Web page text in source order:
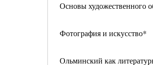
Основы художественного
Фотография и искусство*
Ольминский как